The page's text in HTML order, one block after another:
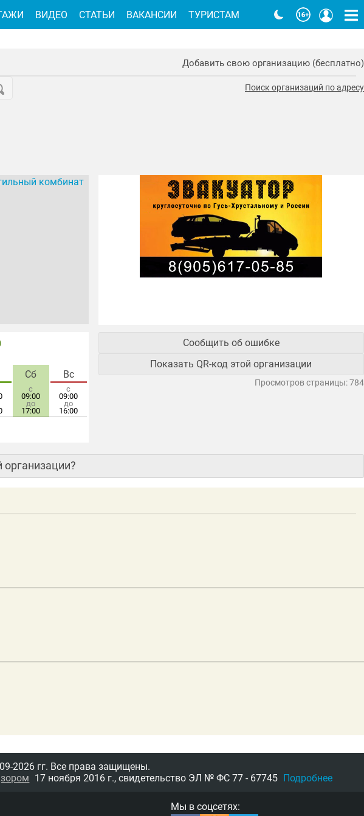
Добавить свою организацию (бесплатно)
Поиск организаций по адресу
Сб
с
09:00
до
17:00
Вс
с
09:00
до
16:00
Сообщить об ошибке
Показать QR-код этой организации
Просмотров страницы: 784
организации?
ВИДЕО СТАТЬИ ВАКАНСИИ ТУРИСТАМ
2026 гг. Все права защищены.
17 ноября 2016 г., свидетельство ЭЛ № ФС 77 - 67745 Подробнее
Мы в соцсетях: